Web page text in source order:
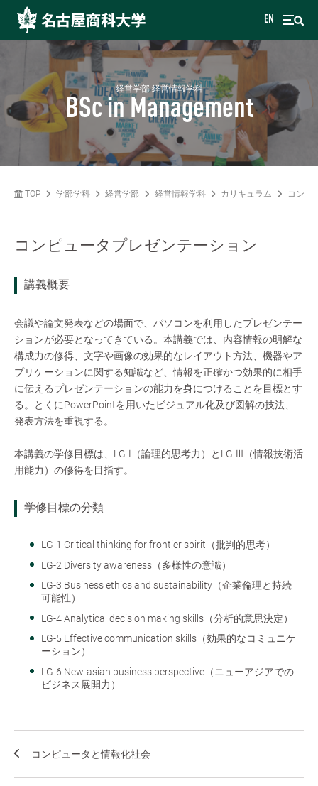
EN
経営学部 経営情報学科
BSc in Management
TOP 学部学科 経営学部 経営情報学科 カリキュラム コンピ
コンピュータプレゼンテーション
講義概要
会議や論文発表などの場面で、パソコンを利用したプレゼンテー
ションが必要となってきている。本講義では、内容情報の明解な
構成力の修得、文字や画像の効果的なレイアウト方法、機器やア
プリケーションに関する知識など、情報を正確かつ効果的に相手
に伝えるプレゼンテーションの能力を身につけることを目標とす
る。とくにPowerPointを用いたビジュアル化及び図解の技法、
発表方法を重視する。
本講義の学修目標は、LG-Ⅰ（論理的思考力）とLG-Ⅲ（情報技術活
用能力）の修得を目指す。
学修目標の分類
LG-1 Critical thinking for frontier spirit（批判的思考）
LG-2 Diversity awareness（多様性の意識）
LG-3 Business ethics and sustainability（企業倫理と持続
可能性）
LG-4 Analytical decision making skills（分析的意思決定）
LG-5 Effective communication skills（効果的なコミュニケ
ーション）
LG-6 New-asian business perspective（ニューアジアでの
ビジネス展開力）
コンピュータと情報化社会